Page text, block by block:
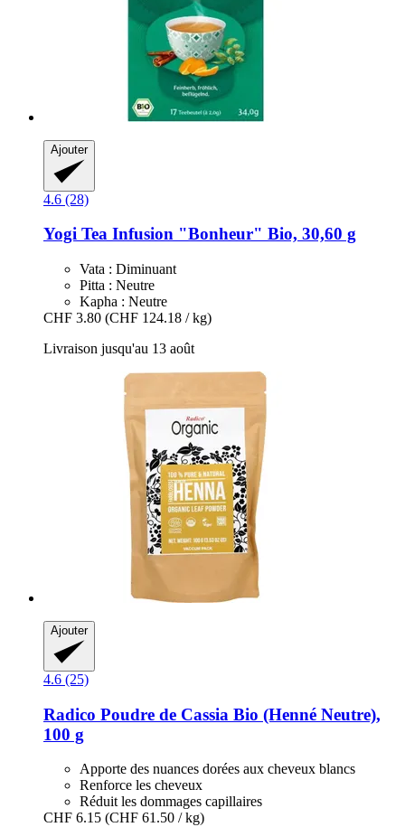
Ajouter
4.6 (28)
Yogi Tea Infusion "Bonheur" Bio, 30,60 g
Vata : Diminuant
Pitta : Neutre
Kapha : Neutre
CHF 3.80 (CHF 124.18 / kg)
Livraison jusqu'au 13 août
Ajouter
4.6 (25)
Radico Poudre de Cassia Bio (Henné Neutre),
100 g
Apporte des nuances dorées aux cheveux blancs
Renforce les cheveux
Réduit les dommages capillaires
CHF 6.15 (CHF 61.50 / kg)